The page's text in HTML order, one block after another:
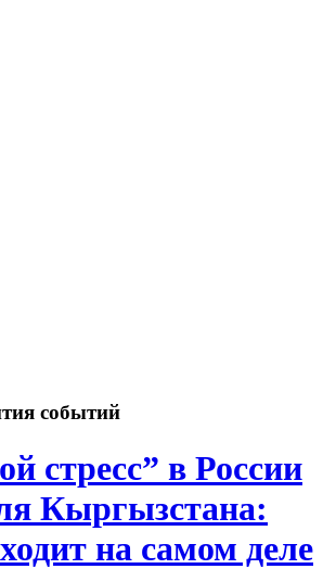
событий
стресс” в России
Кыргызстана:
на самом деле